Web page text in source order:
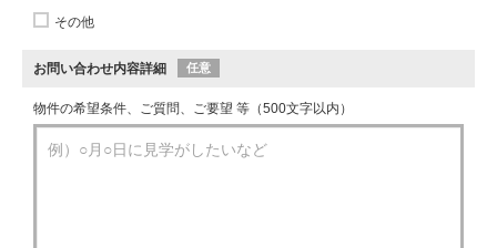
その他
お問い合わせ内容詳細 任意
物件の希望条件、ご質問、ご要望 等（500文字以内）